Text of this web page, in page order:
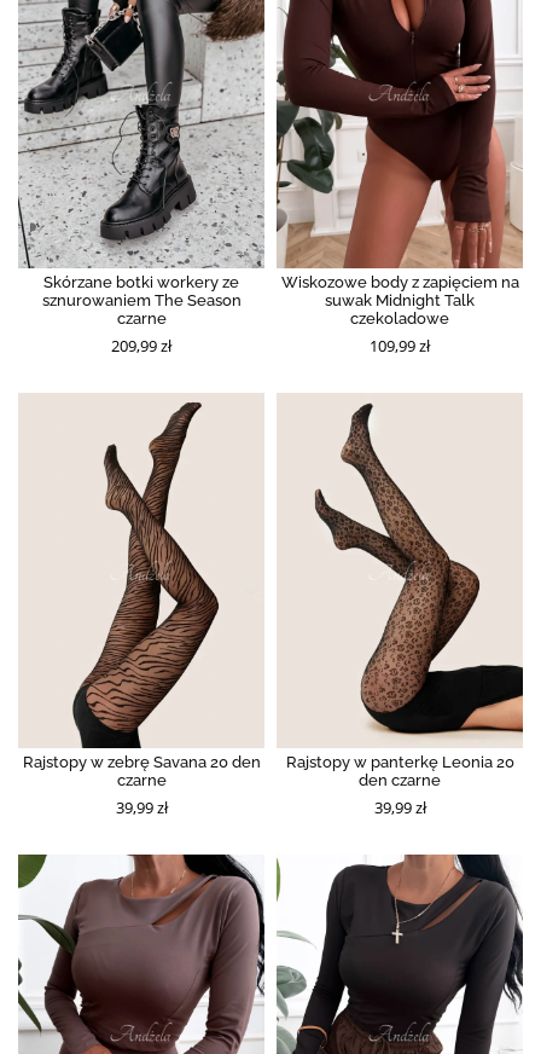
Skórzane botki workery ze
sznurowaniem The Season
czarne
209,99 zł
Wiskozowe body z zapięciem na
suwak Midnight Talk
czekoladowe
109,99 zł
Rajstopy w zebrę Savana 20 den
czarne
39,99 zł
Rajstopy w panterkę Leonia 20
den czarne
39,99 zł